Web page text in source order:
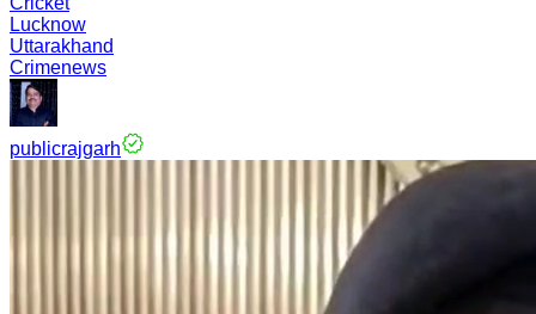
Lucknow
Uttarakhand
Crimenews
publicrajgarh